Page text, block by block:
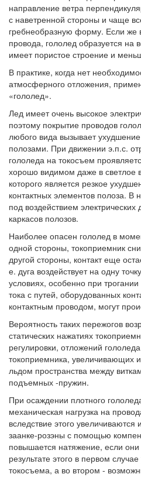
направление ветра
с наветренной стороны и чаще
гребнеобразную форму. Если же
провода, гололед образуется на
имеет пористое строение и
В практике, когда нет
атмосферного отложения,
«гололед».
Лед имеет очень высокое
поэтому покрытие проводов
любого вида вызывает
полозами. При движении э.п.с.
гололеда на токосъем
хорошо видимом даже в светлое
которого является резкое
контактных элементов полоза. В
под воздействием электрических
каркасов полозов.
Наиболее опасен гололед в
одной стороны, токоприемник
другой стороны, контакт еще
е. дуга воздействует на одну
условиях, особенно при трогании
тока с путей, оборудованных
контактным проводом, могут
Вероятность таких пережогов
статических нажатиях
регулировки, отложений
токоприемника, увеличивающих
льдом пространства между
подъемных -пружин.
При осаждении плотного
механическая нагрузка на
вследствие этого
заанке-розэны с помощью
повышается натяжение, если
результате этого в первом
токосъема, а во втором -